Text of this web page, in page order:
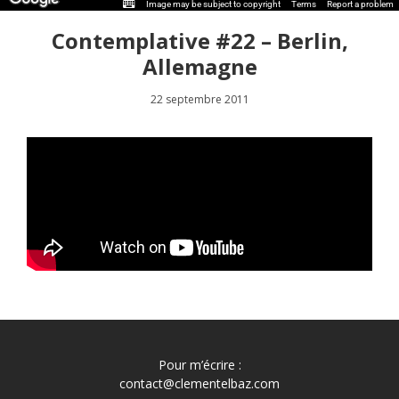
Image may be subject to copyright Terms Report a problem
Contemplative #22 – Berlin,
Allemagne
22 septembre 2011
Pour m’écrire :
contact@clementelbaz.com